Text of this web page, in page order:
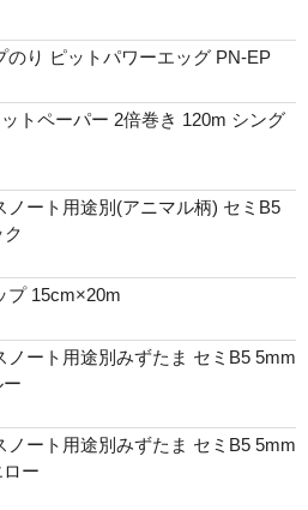
のり ピットパワーエッグ PN-EP
トペーパー 2倍巻き 120m シング
ノート用途別(アニマル柄) セミB5
プ 15cm×20m
ノート用途別みずたま セミB5 5mm
ノート用途別みずたま セミB5 5mm
ー